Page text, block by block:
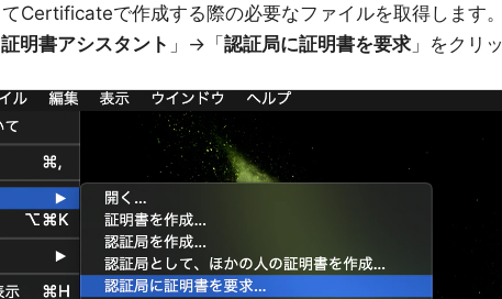
Certificateで作成する際の必要なファイルを取得します。
証明書アシスタント 」→「 認証局に証明書を要求 」をクリッ